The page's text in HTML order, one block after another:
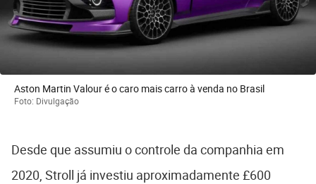
Aston Martin Valour é o caro mais carro à venda no Brasil
Foto: Divulgação
Desde que assumiu o controle da companhia em
2020, Stroll já investiu aproximadamente £600